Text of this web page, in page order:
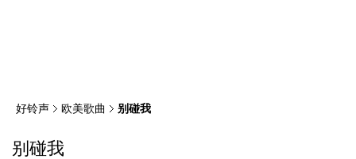
好铃声 欧美歌曲 别碰我
别碰我